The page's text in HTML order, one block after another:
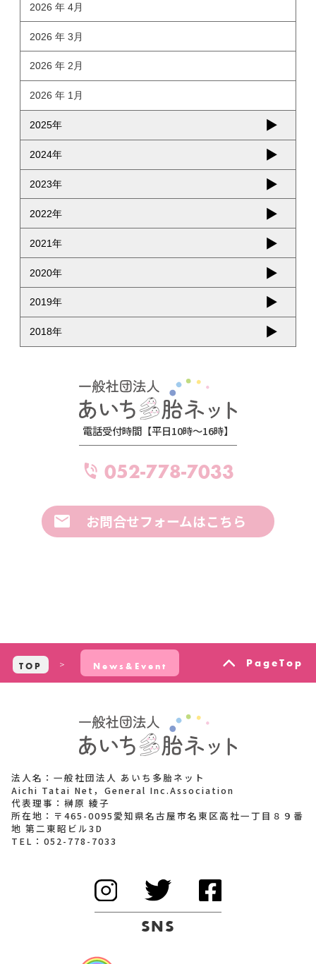
2026 年 4月
2026 年 3月
2026 年 2月
2026 年 1月
2025年
2024年
2023年
2022年
2021年
2020年
2019年
2018年
電話受付時間【平日10時～16時】
052-778-7033
お問合せフォームはこちら
TOP News&Event PageTop
法人名：一般社団法人 あいち多胎ネット
Aichi Tatai Net，General Inc.Association
代表理事：榊原 綾子
所在地：〒465-0095愛知県名古屋市名東区高社一丁目８９番
地 第二東昭ビル3D
TEL： 052-778-7033
SNS